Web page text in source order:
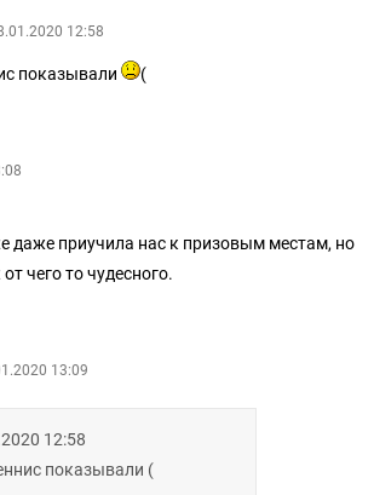
12:58
показывали (
даже приучила нас к призовым местам, но
чего то чудесного.
13:09
12:58
показывали (